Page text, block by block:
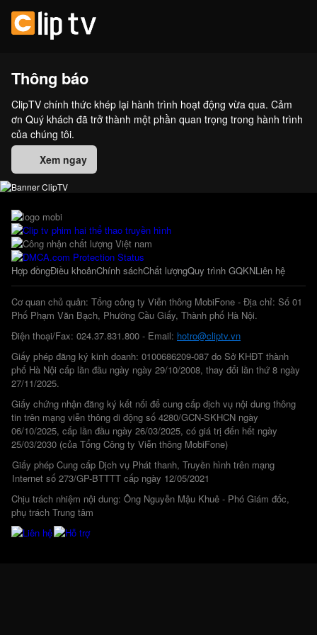
Thông báo
ClipTV chính thức khép lại hành trình hoạt động vừa qua. Cảm
ơn Quý khách đã trở thành một phần quan trọng trong hành trình
của chúng tôi.
Xem ngay
Hợp đồngĐiều khoảnChính sáchChất lượngQuy trình GQKNLiên hệ
Cơ quan chủ quản: Tổng công ty Viễn thông MobiFone - Địa chỉ: Số 01
Phố Phạm Văn Bạch, Phường Cầu Giấy, Thành phố Hà Nội.
Điện thoại/Fax: 024.37.831.800 - Email: hotro@cliptv.vn
Giấy phép đăng ký kinh doanh: 0100686209-087 do Sở KHĐT thành
phố Hà Nội cấp lần đầu ngày ngày 29/10/2008, thay đổi lần thứ 8 ngày
27/11/2025.
Giấy chứng nhận đăng ký kết nối để cung cấp dịch vụ nội dung thông
tin trên mạng viễn thông di động số 4280/GCN-SKHCN ngày
06/10/2025, cấp lần đầu ngày 26/03/2025, có giá trị đến hết ngày
25/03/2030 (của Tổng Công ty Viễn thông MobiFone)
Giấy phép Cung cấp Dịch vụ Phát thanh, Truyền hình trên mạng
Internet số 273/GP-BTTTT cấp ngày 12/05/2021
Chịu trách nhiệm nội dung: Ông Nguyễn Mậu Khuê - Phó Giám đốc,
phụ trách Trung tâm